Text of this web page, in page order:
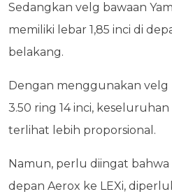
Sedangkan velg bawaan
memiliki lebar 1,85 inci di
belakang.
Dengan menggunakan
3.50 ring 14 inci,
terlihat lebih proporsional.
Namun, perlu diingat
depan Aerox ke LEXi,